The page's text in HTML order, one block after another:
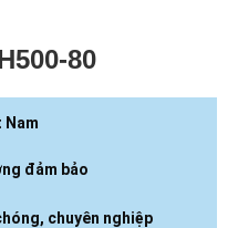
80
Nam
đảm bảo
chuyên nghiệp